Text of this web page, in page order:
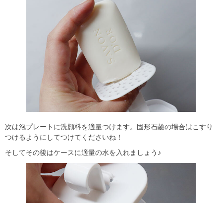
次は泡プレートに洗顔料を適量つけます。固形石鹼の場合はこすり
つけるようにしてつけてくださいね！
そしてその後はケースに適量の水を入れましょう♪